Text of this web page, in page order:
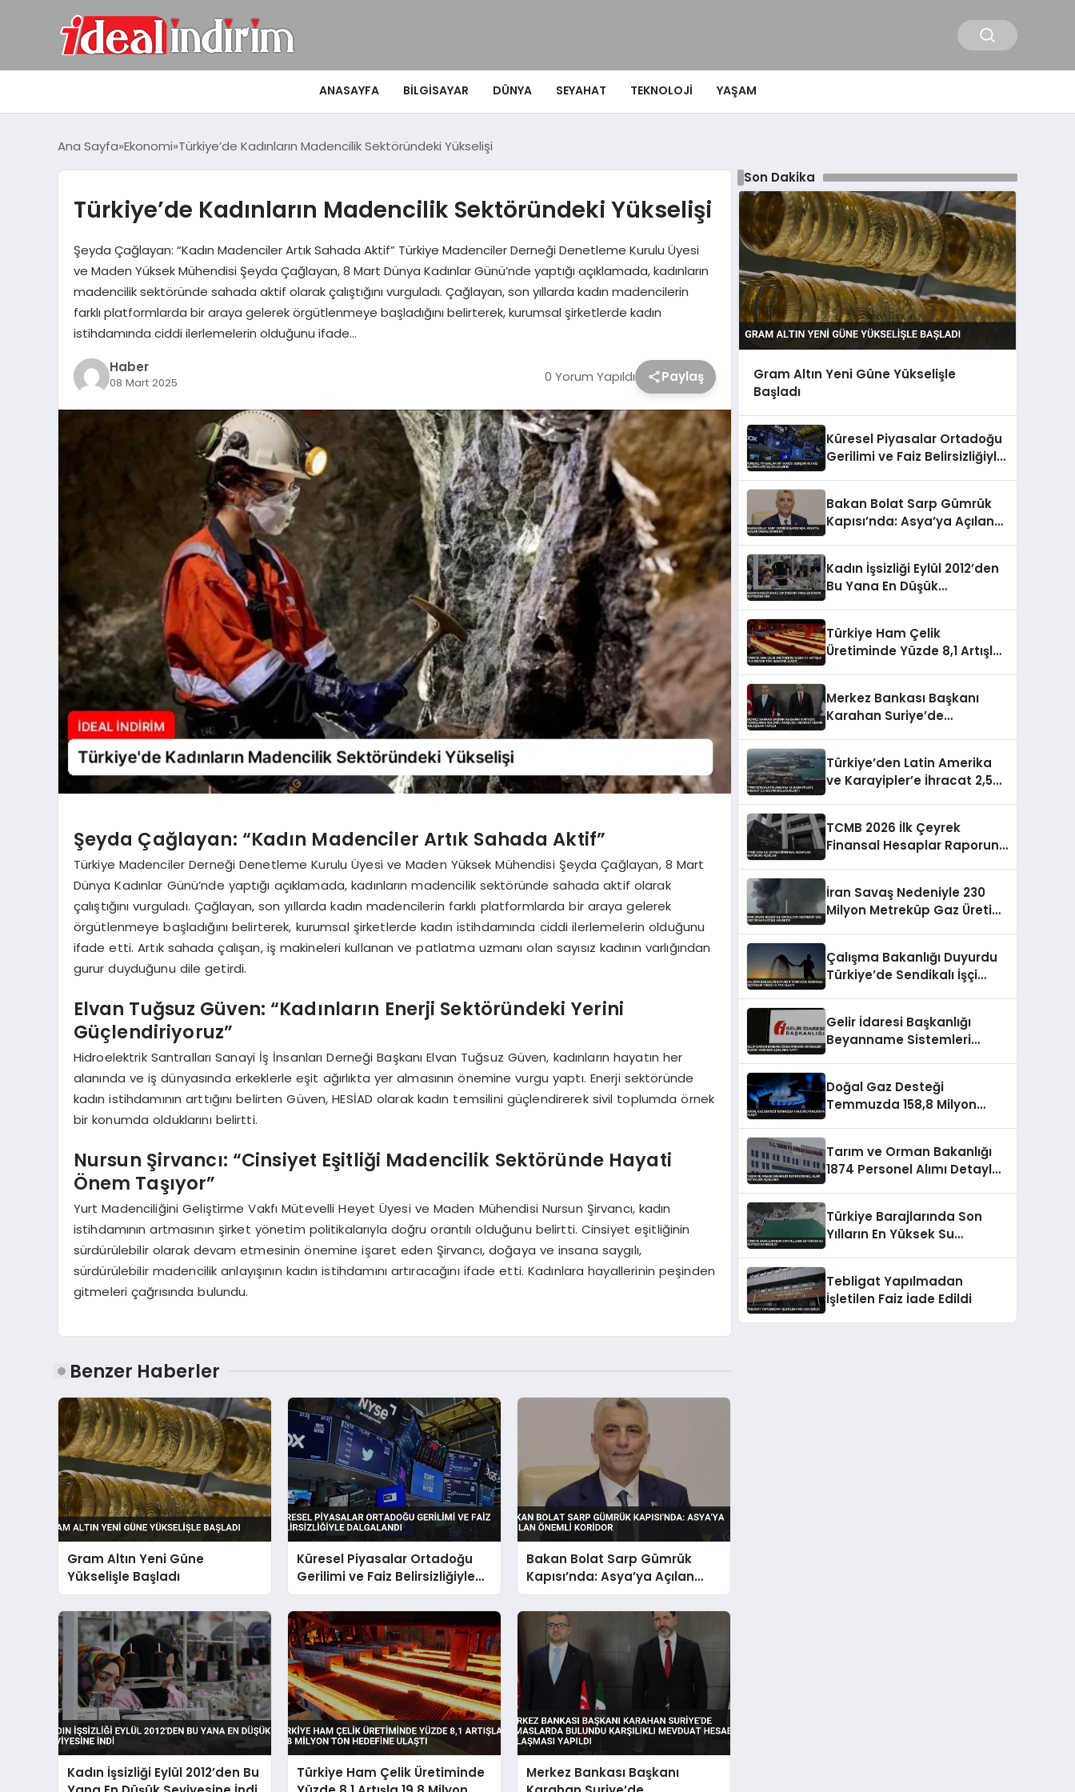
ANASAYFA BILGISAYAR DÜNYA SEYAHAT TEKNOLOJI YAŞAM
Ana Sayfa Ekonomi Türkiye’de Kadınların Madencilik Sektöründeki Yükselişi
Türkiye’de Kadınların Madencilik Sektöründeki Yükselişi
Şeyda Çağlayan: “Kadın Madenciler Artık Sahada Aktif” Türkiye Madenciler Derneği Denetleme Kurulu Üyesi
ve Maden Yüksek Mühendisi Şeyda Çağlayan, 8 Mart Dünya Kadınlar Günü’nde yaptığı açıklamada, kadınların
madencilik sektöründe sahada aktif olarak çalıştığını vurguladı. Çağlayan, son yıllarda kadın madencilerin
farklı platformlarda bir araya gelerek örgütlenmeye başladığını belirterek, kurumsal şirketlerde kadın
istihdamında ciddi ilerlemelerin olduğunu ifade…
Haber
08 Mart 2025 0 Yorum Yapıldı Paylaş
Şeyda Çağlayan: “Kadın Madenciler Artık Sahada Aktif”
Türkiye Madenciler Derneği Denetleme Kurulu Üyesi ve Maden Yüksek Mühendisi Şeyda Çağlayan, 8 Mart
Dünya Kadınlar Günü’nde yaptığı açıklamada, kadınların madencilik sektöründe sahada aktif olarak
çalıştığını vurguladı. Çağlayan, son yıllarda kadın madencilerin farklı platformlarda bir araya gelerek
örgütlenmeye başladığını belirterek, kurumsal şirketlerde kadın istihdamında ciddi ilerlemelerin olduğunu
ifade etti. Artık sahada çalışan, iş makineleri kullanan ve patlatma uzmanı olan sayısız kadının varlığından
gurur duyduğunu dile getirdi.
Elvan Tuğsuz Güven: “Kadınların Enerji Sektöründeki Yerini
Güçlendiriyoruz”
Hidroelektrik Santralları Sanayi İş İnsanları Derneği Başkanı Elvan Tuğsuz Güven, kadınların hayatın her
alanında ve iş dünyasında erkeklerle eşit ağırlıkta yer almasının önemine vurgu yaptı. Enerji sektöründe
kadın istihdamının arttığını belirten Güven, HESİAD olarak kadın temsilini güçlendirerek sivil toplumda örnek
bir konumda olduklarını belirtti.
Nursun Şirvancı: “Cinsiyet Eşitliği Madencilik Sektöründe Hayati
Önem Taşıyor”
Yurt Madenciliğini Geliştirme Vakfı Mütevelli Heyet Üyesi ve Maden Mühendisi Nursun Şirvancı, kadın
istihdamının artmasının şirket yönetim politikalarıyla doğru orantılı olduğunu belirtti. Cinsiyet eşitliğinin
sürdürülebilir olarak devam etmesinin önemine işaret eden Şirvancı, doğaya ve insana saygılı,
sürdürülebilir madencilik anlayışının kadın istihdamını artıracağını ifade etti. Kadınlara hayallerinin peşinden
gitmeleri çağrısında bulundu.
Benzer Haberler
Gram Altın Yeni Güne
Yükselişle Başladı
Küresel Piyasalar Ortadoğu
Gerilimi ve Faiz Belirsizliğiyle
Dalgalandı
Bakan Bolat Sarp Gümrük
Kapısı’nda: Asya’ya Açılan
Önemli Koridor
Kadın İşsizliği Eylül 2012’den Bu
Türkiye Ham Çelik Üretiminde
Merkez Bankası Başkanı
Son Dakika
Gram Altın Yeni Güne Yükselişle
Başladı
Küresel Piyasalar Ortadoğu
Gerilimi ve Faiz Belirsizliğiyle
Bakan Bolat Sarp Gümrük
Kapısı’nda: Asya’ya Açılan
Kadın İşsizliği Eylül 2012’den
Bu Yana En Düşük
Türkiye Ham Çelik
Üretiminde Yüzde 8,1 Artışla
Merkez Bankası Başkanı
Karahan Suriye’de
Anlaşması Yapıldı
Türkiye’den Latin Amerika
ve Karayipler’e İhracat 2,5
TCMB 2026 İlk Çeyrek
Finansal Hesaplar Raporunu
İran Savaş Nedeniyle 230
Milyon Metreküp Gaz Üretim
Çalışma Bakanlığı Duyurdu
Türkiye’de Sendikalı İşçi
Gelir İdaresi Başkanlığı
Beyanname Sistemleri
Doğal Gaz Desteği
Temmuzda 158,8 Milyon
Tarım ve Orman Bakanlığı
1874 Personel Alımı Detayları
Türkiye Barajlarında Son
Yılların En Yüksek Su
Tebligat Yapılmadan
İşletilen Faiz İade Edildi